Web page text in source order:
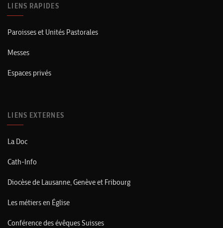
LIENS RAPIDES
Paroisses et Unités Pastorales
Messes
Espaces privés
LIENS EXTERNES
La Doc
Cath-Info
Diocèse de Lausanne, Genève et Fribourg
Les métiers en Église
Conférence des évêques Suisses